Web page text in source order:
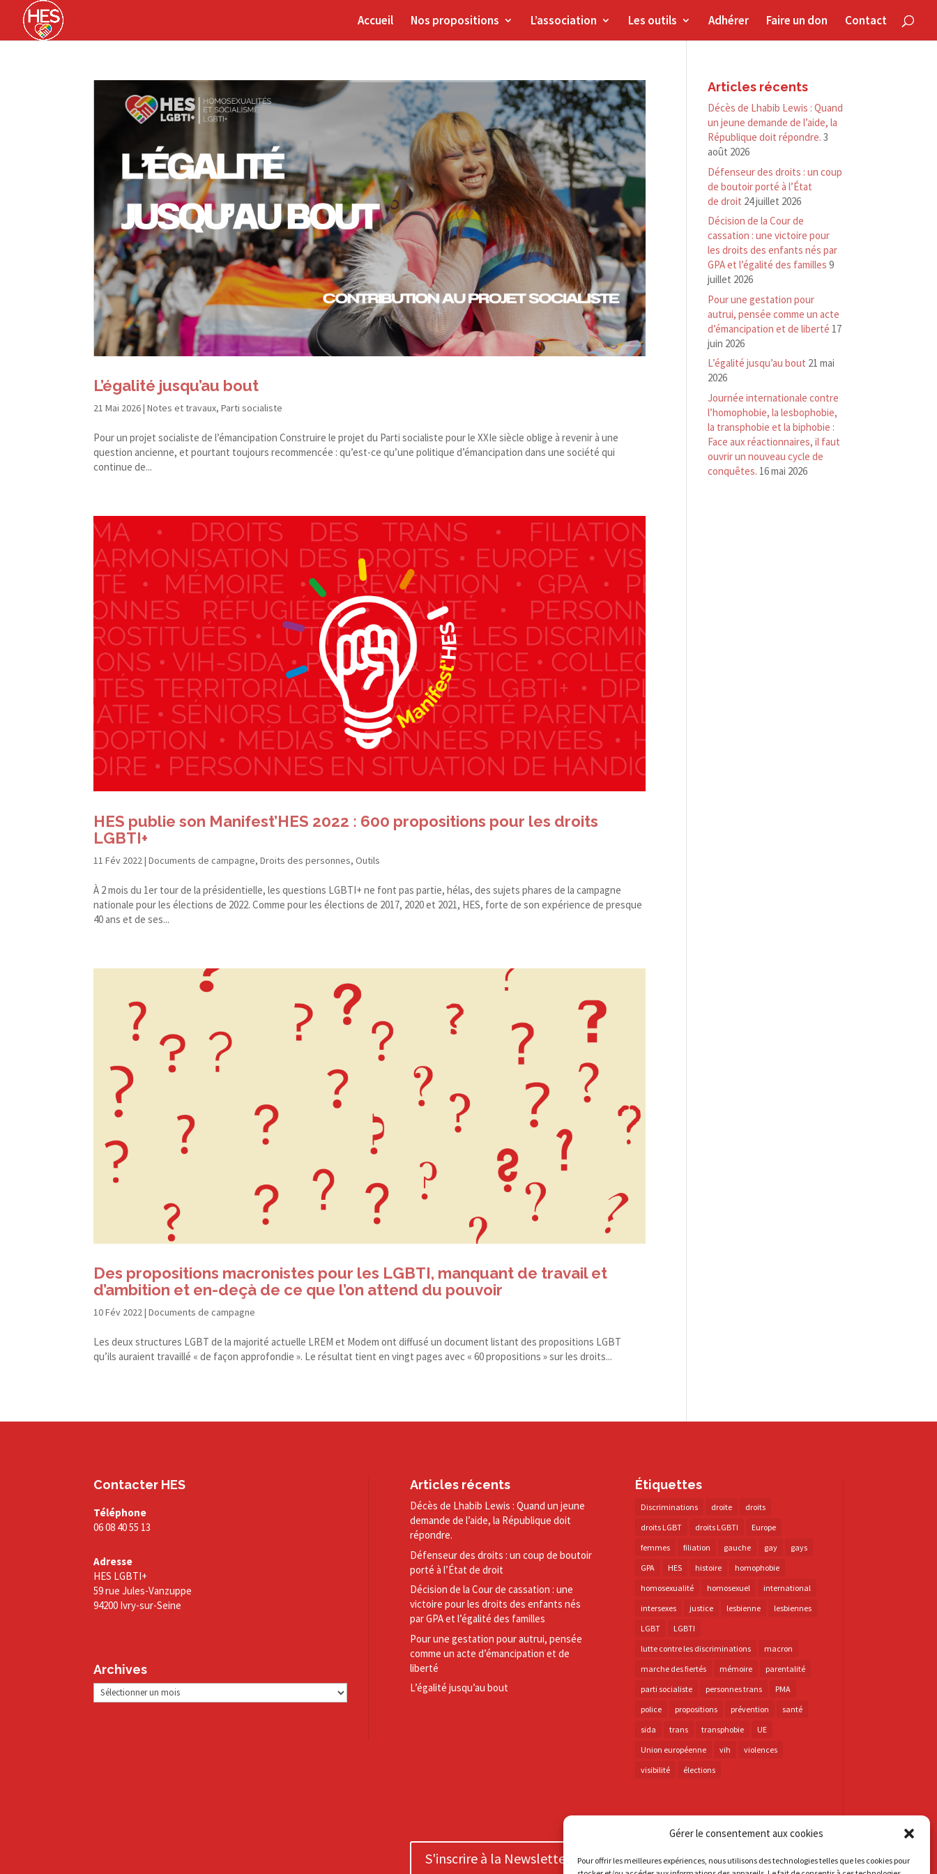
Gérer le consentement aux cookies
Pour offrir les meilleures expériences, nous utilisons des technologies telles que les cookies pour
Accueil Nos propositions L’association Les outils Adhérer Faire un don Contact
L’égalité jusqu’au bout
21 Mai 2026|Notes et travaux,Parti socialiste
Pour un projet socialiste de l’émancipation Construire le projet du Parti socialiste pour le XXIe siècle oblige à revenir à une
question ancienne, et pourtant toujours recommencée : qu’est-​ce qu’une politique d’émancipation dans une société qui
continue de...
HES publie son Manifest’HES 2022 : 600 propositions pour les droits
LGBTI+
11 Fév 2022 |Documents de campagne,Droits des personnes,Outils
À 2 mois du 1er tour de la présidentielle, les questions LGBTI+ ne font pas partie, hélas, des sujets phares de la campagne
nationale pour les élections de 2022. Comme pour les élections de 2017, 2020 et 2021, HES, forte de son expérience de presque
40 ans et de ses...
Des propositions macronistes pour les LGBTI, manquant de travail et
d’ambition et en-​deçà de ce que l’on attend du pouvoir
10 Fév 2022|Documents de campagne
Les deux structures LGBT de la majorité actuelle LREM et Modem ont diffusé un document listant des propositions LGBT
qu’ils auraient travaillé « de façon approfondie ». Le résultat tient en vingt pages avec « 60 propositions » sur les droits...
Articles récents
Décès de Lhabib Lewis : Quand
un jeune demande de l’aide, la
République doit répondre. 3
août 2026
Défenseur des droits : un coup
de boutoir porté à l’État
de droit 24 juillet 2026
Décision de la Cour de
cassation : une victoire pour
les droits des enfants nés par
GPA et l’égalité des familles 9
juillet 2026
Pour une gestation pour
autrui, pensée comme un acte
d’émancipation et de liberté 17
juin 2026
L’égalité jusqu’au bout 21 mai
2026
Journée internationale contre
l’homophobie, la lesbophobie,
la transphobie et la biphobie :
Face aux réactionnaires, il faut
ouvrir un nouveau cycle de
conquêtes. 16 mai 2026
Contacter HES
Téléphone
06 08 40 55 13
Adresse
HES LGBTI+
59 rue Jules-Vanzuppe
94200 Ivry-sur-Seine
Archives
Archives
Articles récents
Décès de Lhabib Lewis : Quand un jeune
demande de l’aide, la République doit
répondre.
Défenseur des droits : un coup de boutoir
porté à l’État de droit
Décision de la Cour de cassation : une
victoire pour les droits des enfants nés
par GPA et l’égalité des familles
Pour une gestation pour autrui, pensée
comme un acte d’émancipation et de
liberté
L’égalité jusqu’au bout
Étiquettes
Discriminations droite
droits
droits LGBT
droits LGBTI
Europe
femmes
filiation gauche gay
gays
GPA
HES histoire
homophobie
homosexualité
homosexuel
international
intersexes
justice lesbienne
lesbiennes
LGBT
LGBTI
lutte contre les discriminations
macron
marche des fiertés
mémoire
parentalité
parti socialiste
personnes trans
PMA
police
propositions prévention
santé
sida
trans transphobie
UE
Union européenne
vih
violences
visibilité
élections
S'inscrire à la Newsletter